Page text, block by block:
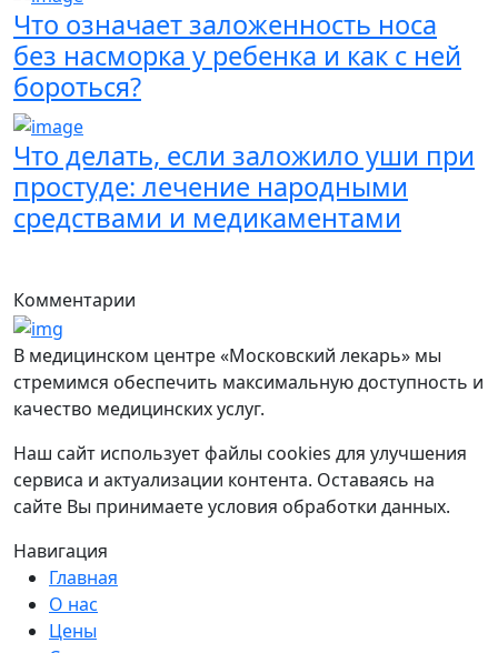
Что означает заложенность носа
без насморка у ребенка и как с ней
бороться?
Что делать, если заложило уши при
простуде: лечение народными
средствами и медикаментами
Комментарии
В медицинском центре «Московский лекарь» мы
стремимся обеспечить максимальную доступность и
качество медицинских услуг.
Наш сайт использует файлы cookies для улучшения
сервиса и актуализации контента. Оставаясь на
сайте Вы принимаете условия обработки данных.
Навигация
Главная
О нас
Цены